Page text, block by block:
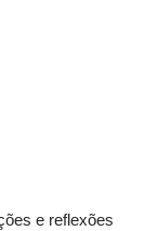
e reflexões